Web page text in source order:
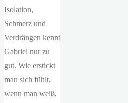
Isolation,
Schmerz und
Verdrängen kennt
Gabriel nur zu
gut. Wie erstickt
man sich fühlt,
wenn man weiß,